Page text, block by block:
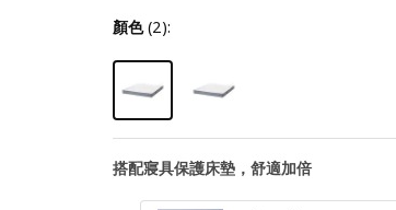
顏色(2):
搭配寢具保護床墊，舒適加倍